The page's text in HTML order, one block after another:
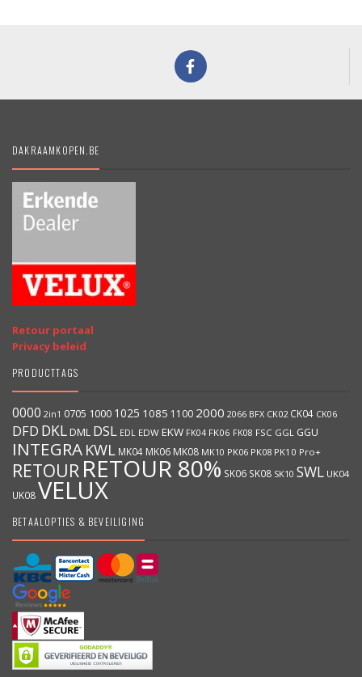
DAKRAAMKOPEN.BE
Retour portaal
Privacy beleid
PRODUCTTAGS
0000 2in1 0705 1000 1025 1085 1100 2000 2066 BFX CK02 CK04 CK06
DFD DKL DML DSL EDL EDW EKW FK04 FK06 FK08 FSC GGL GGU
INTEGRA KWL MK04 MK06 MK08 MK10 PK06 PK08 PK10 Pro+
RETOUR RETOUR 80% SK06 SK08 SK10 SWL UK04
UK08VELUX
BETAALOPTIES & BEVEILIGING